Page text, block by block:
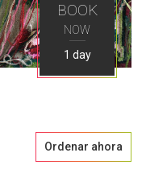
BOOK
NOW
1 day
Ordenar ahora